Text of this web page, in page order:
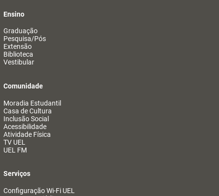
Ensino
Graduação
Pesquisa/Pós
Extensão
Biblioteca
Vestibular
Comunidade
Moradia Estudantil
Casa de Cultura
Inclusão Social
Acessibilidade
Atividade Física
TV UEL
UEL FM
Serviços
Configuração Wi-Fi UEL